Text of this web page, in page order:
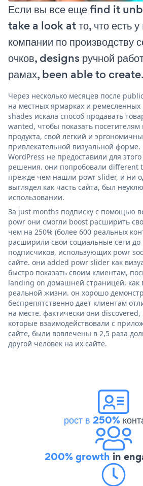
Если вы все еще find it
take a look at то, что есть
компании по производству
очков, designs ручной
рамах, been able to create.
Через несколько месяцев после
на местных ярмарках и ремесленных
shades искала способ продавать
wanted, чтобы показать посетителям
продукта, свой легкий и
привлекательной визуальной
WordPress не предоставили для этого
решения. они попробовали different
прежде чем нашли powr slider, и ни
выглядел как часть сайта, был
использовании.
За just months подписку с помощью
powr они смогли boost расширить
чем на 250% (более 600 реальных
расширили свои социальные сети до
подписчиков, использующих powr
сайте. они added powr slider как
быстро показать своим клиентам,
landing on домашней страницей, как
реальной жизни. он хорошо
беспрепятственно дает клиентам
на месте. фактически они discovered,
которые взаимодействовали с
сайте, были вовлечены в 2,5 раза
другой человек на их сайте.
рост в 250%
200% growth in